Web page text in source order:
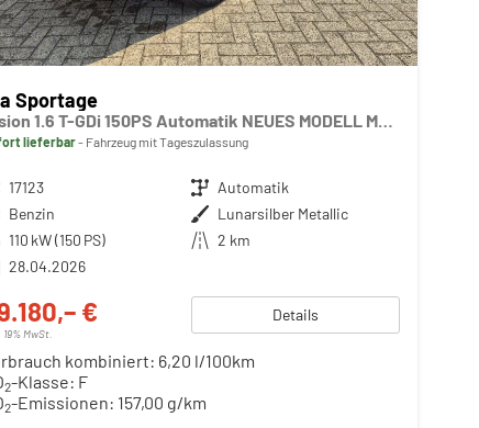
Sportage
Vision 1.6 T-GDi 150PS Automatik NEUES MODELL MY26 FACELIFT Sitzheizung Lenkradheizung Klimaautomatik Navi Bluetooth Touchscreen Apple CarPlay Android Auto PDC v+h 17"LM Rückf.Kamera ACC 2x Keyless
lieferbar Fahrzeug mit Tageszulassung
17123 Getriebe Automatik
Benzin Außenfarbe Lunarsilber Metallic
110 kW (150 PS) Kilometerstand 2 km
28.04.2026
€
19% MwSt.
Details
kombiniert: 6,20 l/100km
2-Klasse: F
2-Emissionen: 157,00 g/km